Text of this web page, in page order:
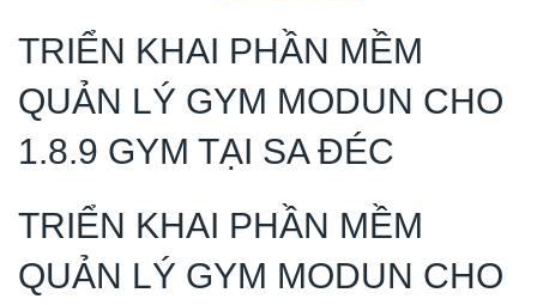
TRIỂN KHAI PHẦN MỀM
QUẢN LÝ GYM MODUN CHO
1.8.9 GYM TẠI SA ĐÉC
TRIỂN KHAI PHẦN MỀM
QUẢN LÝ GYM MODUN CHO